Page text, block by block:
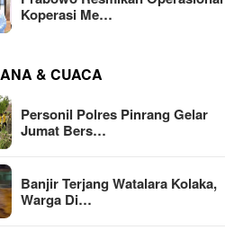
Koperasi Me…
& CUACA
Personil Polres Pinrang Gelar
Jumat Bers…
Banjir Terjang Watalara Kolaka,
Warga Di…